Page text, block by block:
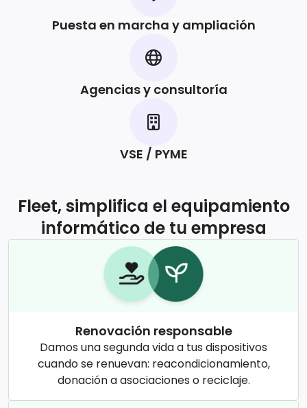
Puesta en marcha y ampliación
Agencias y consultoría
VSE / PYME
Fleet, simplifica el equipamiento
informático de tu empresa
Renovación responsable
Damos una segunda vida a tus dispositivos
cuando se renuevan: reacondicionamiento,
donación a asociaciones o reciclaje.